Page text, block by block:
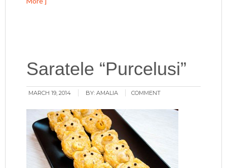
Saratele “Purcelusi”
MARCH 19, 2014 BY:AMALIA COMMENT